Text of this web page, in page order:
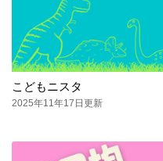
こどもニスタ
2025年11年17日更新